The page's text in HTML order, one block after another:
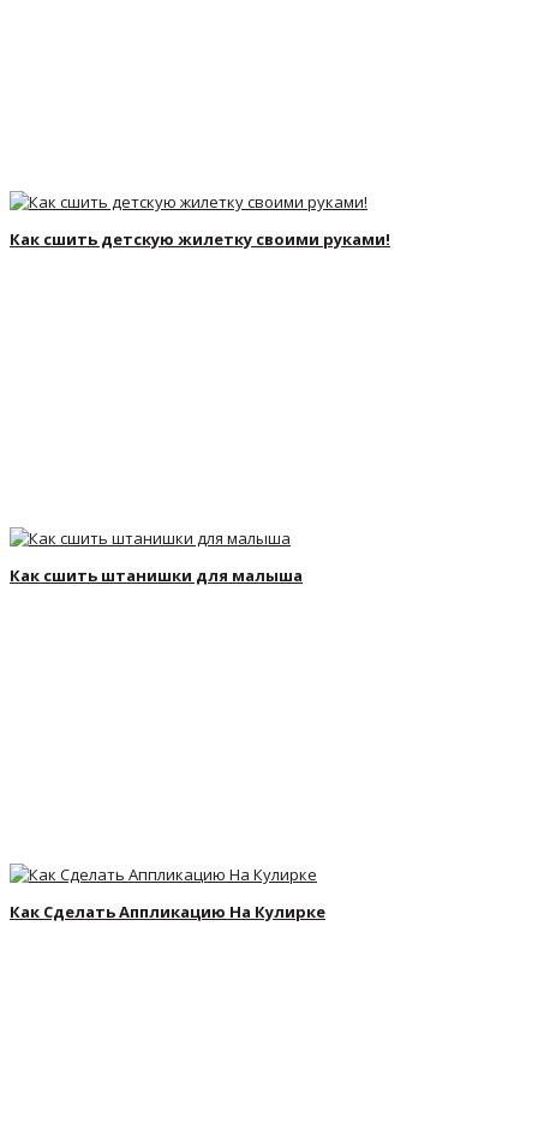
Как сшить детскую жилетку своими руками!
Как сшить штанишки для малыша
Как Сделать Аппликацию На Кулирке